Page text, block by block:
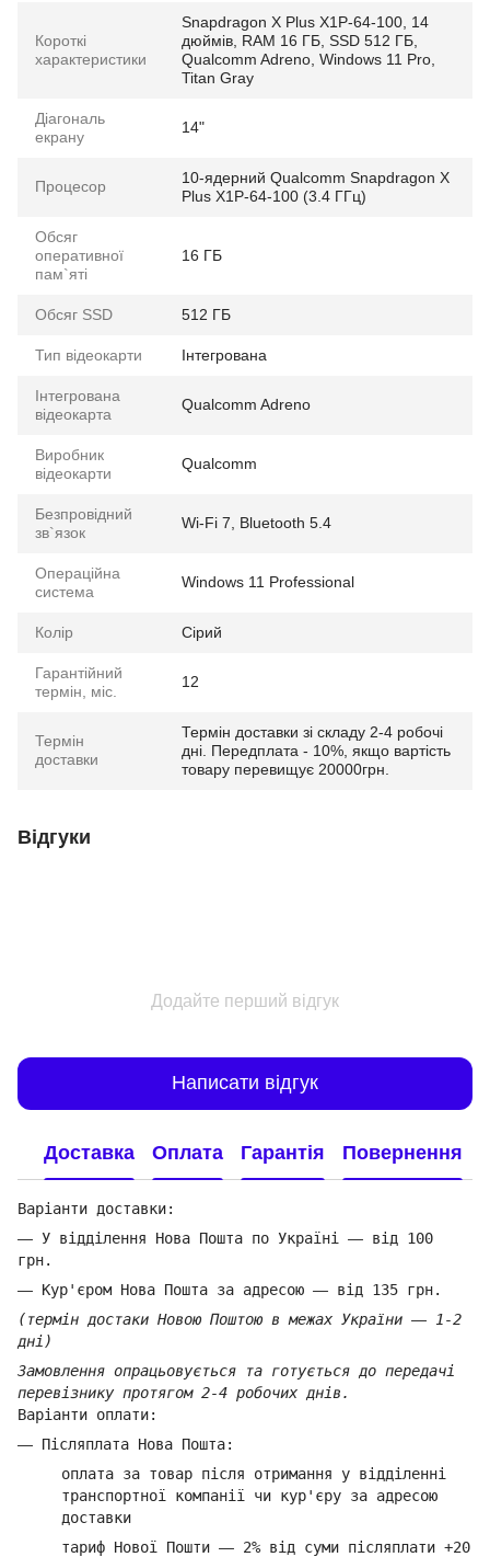
Короткі
характеристики
Snapdragon X Plus X1P-64-100, 14
дюймів, RAM 16 ГБ, SSD 512 ГБ,
Qualcomm Adreno, Windows 11 Pro,
Titan Gray
Діагональ
екрану
14"
Процесор
10-ядерний Qualcomm Snapdragon X
Plus X1P-64-100 (3.4 ГГц)
Обсяг
оперативної
пам`яті
16 ГБ
Обсяг SSD 512 ГБ
Тип відеокарти Інтегрована
Інтегрована
відеокарта
Qualcomm Adreno
Виробник
відеокарти
Qualcomm
Безпровідний
зв`язок
Wi-Fi 7, Bluetooth 5.4
Операційна
система
Windows 11 Professional
Колір Сірий
Гарантійний
термін, міс.
12
Термін
доставки
Термін доставки зі складу 2-4 робочі
дні. Передплата - 10%, якщо вартість
товару перевищує 20000грн.
Відгуки
Додайте перший відгук
Написати відгук
Доставка Оплата Гарантія Повернення
Варіанти доставки:
— У відділення Нова Пошта по Україні — від 100
грн.
— Кур'єром Нова Пошта за адресою — від 135 грн.
(термін достаки Новою Поштою в межах України — 1-2
дні)
Замовлення опрацьовується та готується до передачі
перевізнику протягом 2-4 робочих днів.
Варіанти оплати:
— Післяплата Нова Пошта:
оплата за товар після отримання у відділенні
транспортної компанії чи кур'єру за адресою
доставки
тариф Нової Пошти — 2% від суми післяплати +20